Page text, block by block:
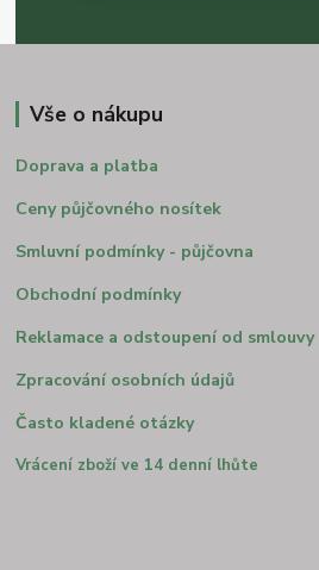
Vše o nákupu
Doprava a platba
Ceny půjčovného nosítek
Smluvní podmínky - půjčovna
Obchodní podmínky
Reklamace a odstoupení od smlouvy
Zpracování osobních údajů
Často kladené otázky
Vrácení zboží ve 14 denní lhůte